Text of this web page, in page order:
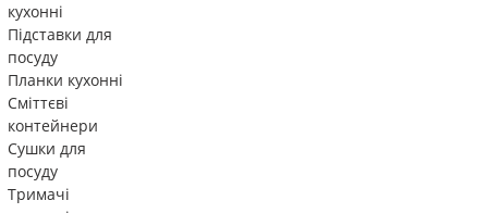
кухонні
Підставки для
посуду
Планки кухонні
Сміттєві
контейнери
Сушки для
посуду
Тримачі